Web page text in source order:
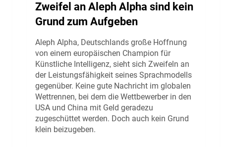
Zweifel an Aleph Alpha sind kein
Grund zum Aufgeben
Aleph Alpha, Deutschlands große Hoffnung
von einem europäischen Champion für
Künstliche Intelligenz, sieht sich Zweifeln an
der Leistungsfähigkeit seines Sprachmodells
gegenüber. Keine gute Nachricht im globalen
Wettrennen, bei dem die Wettbewerber in den
USA und China mit Geld geradezu
zugeschüttet werden. Doch auch kein Grund
klein beizugeben.